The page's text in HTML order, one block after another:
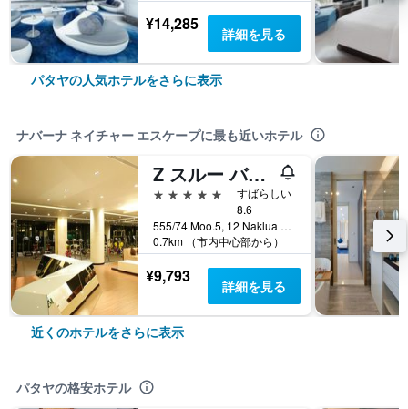
¥14,285 詳細を見る
パタヤの人気ホテルをさらに表示
ナバーナ ネイチャー エスケープに最も近いホテル
Z スルー バイ ザ ザイン
5つ星
すばらしい
8.6
555/74 Moo.5, 12 Naklua Rd., パタヤ, タイ
0.7km （市内中心部から）
¥9,793 詳細を見る
近くのホテルをさらに表示
パタヤの格安ホテル